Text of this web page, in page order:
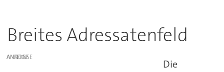
Breites Adressatenfeld
ANZEIGE
Die